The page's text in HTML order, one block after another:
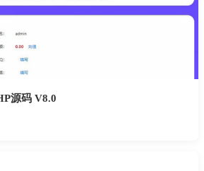
源码 V8.0